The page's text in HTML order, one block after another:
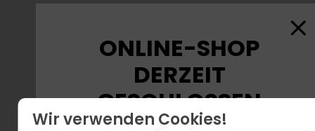
Wir verwenden Cookies!
ONLINE-SHOP
DERZEIT
GESCHLOSSEN
FINDEN SIE DEN
PASSENDEN
SCHMIERSTOFF